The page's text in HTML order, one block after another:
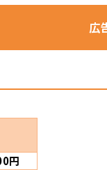
広
円